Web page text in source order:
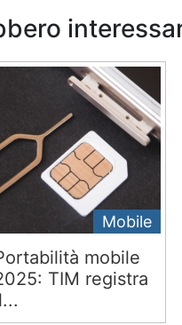
Mobile
mobile
TIM registra